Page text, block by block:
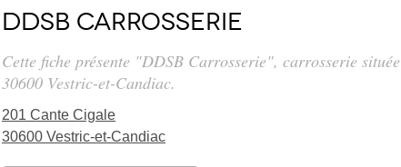
DDSB Carrosserie
Cette fiche présente "DDSB Carrosserie", carrosserie située
30600 Vestric-et-Candiac.
201 Cante Cigale
30600 Vestric-et-Candiac